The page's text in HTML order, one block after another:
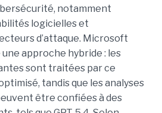
notamment
logicielles et
d’attaque. Microsoft
approche hybride : les
sont traitées par ce
tandis que les analyses
être confiées à des